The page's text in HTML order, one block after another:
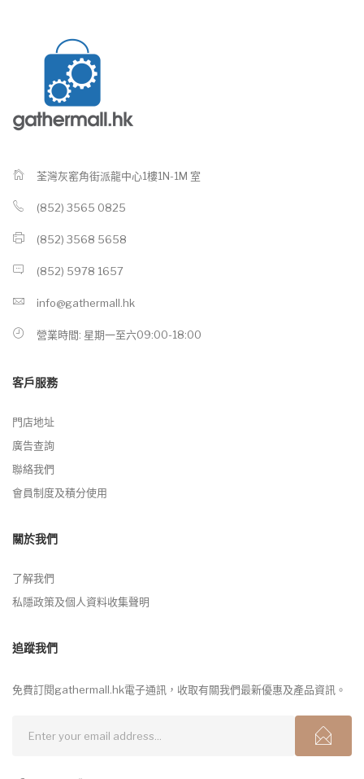
荃灣灰窰角街派龍中心1樓1N-1M 室
(852) 3565 0825
(852) 3568 5658
(852) 5978 1657
info@gathermall.hk
營業時間: 星期一至六09:00-18:00
客戶服務
門店地址
廣告查詢
聯絡我們
會員制度及積分使用
關於我們
了解我們
私隱政策及個人資料收集聲明
追蹤我們
免費訂閱gathermall.hk電子通訊，收取有關我們最新優惠及產品資訊。